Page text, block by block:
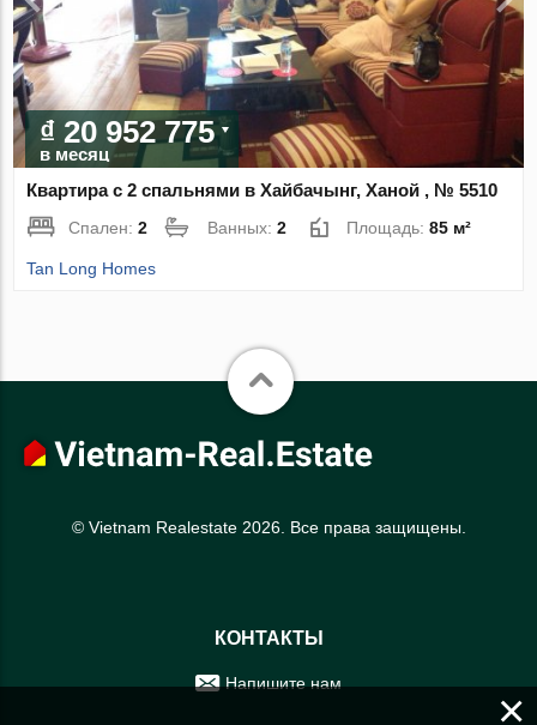
₫ 20 952 775
в месяц
Квартира с 2 спальнями в Хайбачынг, Ханой , № 5510
Спален:2 Ванных:2 Площадь:85 м²
Tan Long Homes
© Vietnam Realestate 2026. Все права защищены.
КОНТАКТЫ
Напишите нам
×